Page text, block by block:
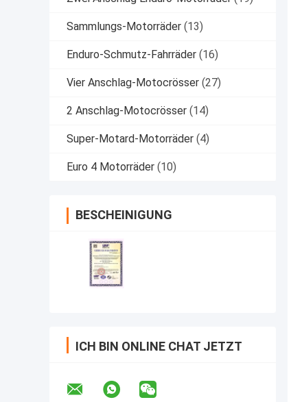
Sammlungs-Motorräder (13)
Enduro-Schmutz-Fahrräder (16)
Vier Anschlag-Motocrösser (27)
2 Anschlag-Motocrösser (14)
Super-Motard-Motorräder (4)
Euro 4 Motorräder (10)
BESCHEINIGUNG
ICH BIN ONLINE CHAT JETZT